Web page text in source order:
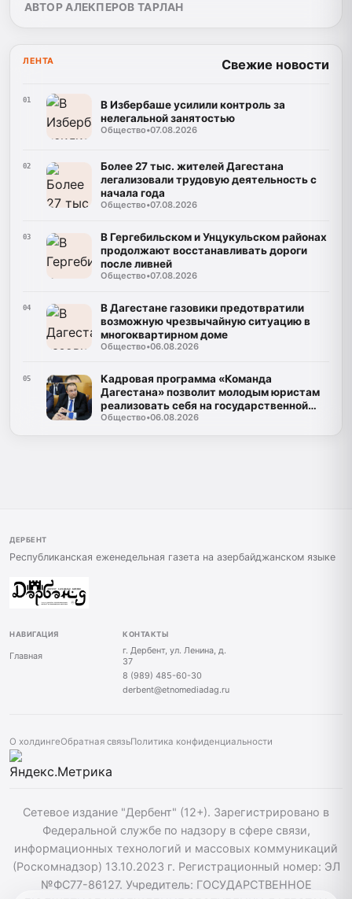
АВТОР АЛЕКПЕРОВ ТАРЛАН
ЛЕНТА Свежие новости
01
В Избербаше усилили контроль за
нелегальной занятостью
Общество•07.08.2026
02
Более 27 тыс. жителей Дагестана
легализовали трудовую деятельность с
начала года
Общество•07.08.2026
03
В Гергебильском и Унцукульском районах
продолжают восстанавливать дороги
после ливней
Общество•07.08.2026
04
В Дагестане газовики предотвратили
возможную чрезвычайную ситуацию в
многоквартирном доме
Общество•06.08.2026
05
Кадровая программа «Команда
Дагестана» позволит молодым юристам
реализовать себя на государственной
службе
Общество•06.08.2026
ДЕРБЕНТ
Республиканская еженедельная газета на азербайджанском языке
НАВИГАЦИЯ
Главная
КОНТАКТЫ
г. Дербент, ул. Ленина, д.
37
8 (989) 485-60-30
derbent@etnomediadag.ru
О холдингеОбратная связьПолитика конфиденциальности
Сетевое издание "Дербент" (12+). Зарегистрировано в
Федеральной службе по надзору в сфере связи,
информационных технологий и массовых коммуникаций
(Роскомнадзор) 13.10.2023 г. Регистрационный номер: ЭЛ
№ФС77-86127. Учредитель: ГОСУДАРСТВЕННОЕ